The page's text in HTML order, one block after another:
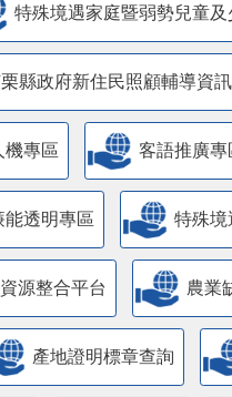
特殊境遇家庭暨弱勢兒童
縣政府新住民照顧輔導資
機專區 客語推廣專
能透明專區 特殊境
源整合平台 農業
產地證明標章查詢